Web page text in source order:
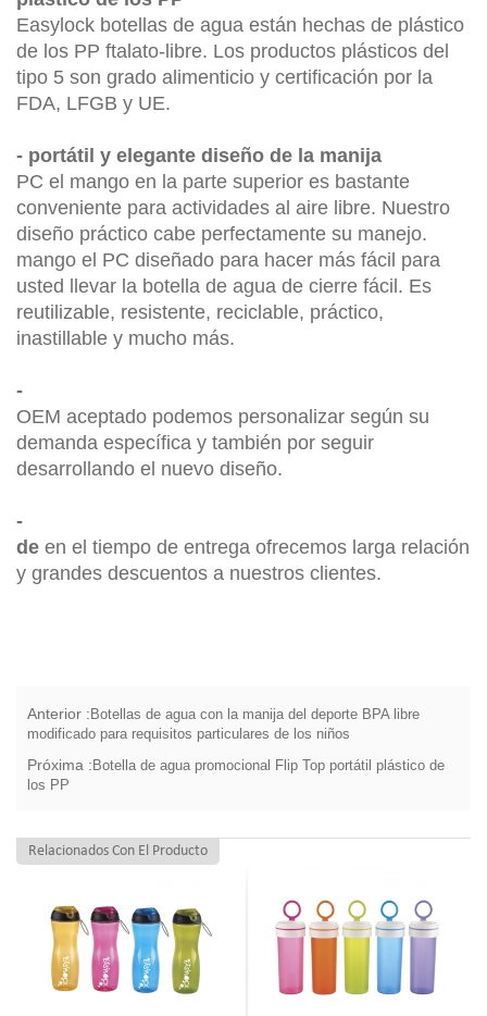
Easylock botellas de agua están hechas de plástico
de los PP ftalato-libre. Los productos plásticos del
tipo 5 son grado alimenticio y certificación por la
FDA, LFGB y UE.
- portátil y elegante diseño de la manija
PC el mango en la parte superior es bastante
conveniente para actividades al aire libre. Nuestro
diseño práctico cabe perfectamente su manejo.
mango el PC diseñado para hacer más fácil para
usted llevar la botella de agua de cierre fácil. Es
reutilizable, resistente, reciclable, práctico,
inastillable y mucho más.
-
OEM aceptado podemos personalizar según su
demanda específica y también por seguir
desarrollando el nuevo diseño.
-
de en el tiempo de entrega ofrecemos larga relación
y grandes descuentos a nuestros clientes.
Anterior : Botellas de agua con la manija del deporte BPA libre
modificado para requisitos particulares de los niños
Próxima : Botella de agua promocional Flip Top portátil plástico de
los PP
Relacionados Con El Producto